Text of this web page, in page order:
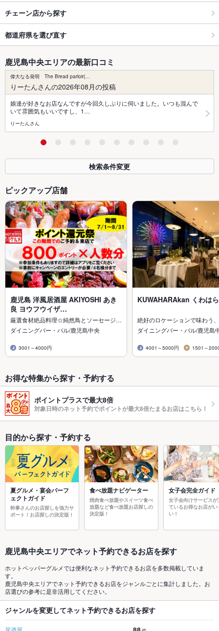
チェーン店から探す
都道府県を選び直す
鹿児島中央エリアの最新口コミ
偉大なる発明 The Bread parloir(…
りーたんさんの2026年08月の投稿
娘達が好きなお店なんですが今回久しぶりに伺いました。いつも混んで
いて雰囲気もいいですし、1…
りーたんさん
検索条件変更
ピックアップ店舗
鹿児島 洋風居酒屋 AKIYOSHI あき
良 ヨウフウイザ…
厳選食材絶品料理☆純然鳥とソーセージ…
ダイニングバー・バル/鹿児島中央
3001～4000円
KUWAHARAkan くわは
絶好のロケーションで味わう
ダイニングバー・バル/鹿児島
4001～5000円 1501～
お得な特集から探す・予約する
ポイントプラスで最大8倍
対象日時のネット予約でポイントが最大8倍たまるお店はこちら！
目的から探す・予約する
夏グルメ・宴会パーフ
ェクトガイド
幹事さんのお店探しを強力サ
ポート！お店探しの決定版！
食べ放題ナビゲーター
焼肉食べ放題やスイーツ食べ
放題など食べ放題お店探しの
決定版！
女子会完全ガイド
女子会向けサービスが
ているお得なお店がい
い！
鹿児島中央エリアでネット予約できるお店を探す
ホットペッパーグルメでは便利なネット予約できるお店を多数掲載していま
す。
鹿児島中央エリアでネット予約できるお店をジャンルごとに集計しました。お
店選びの参考に是非活用してください。
ジャンルを変更してネット予約できるお店を探す
居酒屋